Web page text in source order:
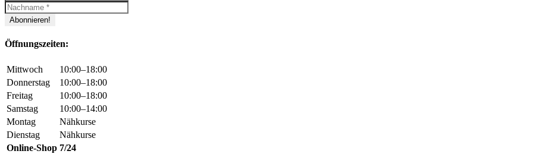
Öffnungszeiten:
Mittwoch
10:00–18:00
Donnerstag
10:00–18:00
Freitag
10:00–18:00
Samstag
10:00–14:00
Montag
Nähkurse
Dienstag
Nähkurse
Online-Shop 7/24